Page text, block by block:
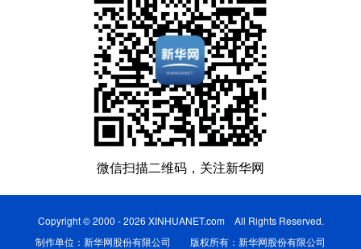
微信扫描二维码，关注新华网
Copyright © 2000 - 2026 XINHUANET.com All Rights Reserved.
制作单位：新华网股份有限公司 版权所有：新华网股份有限公司